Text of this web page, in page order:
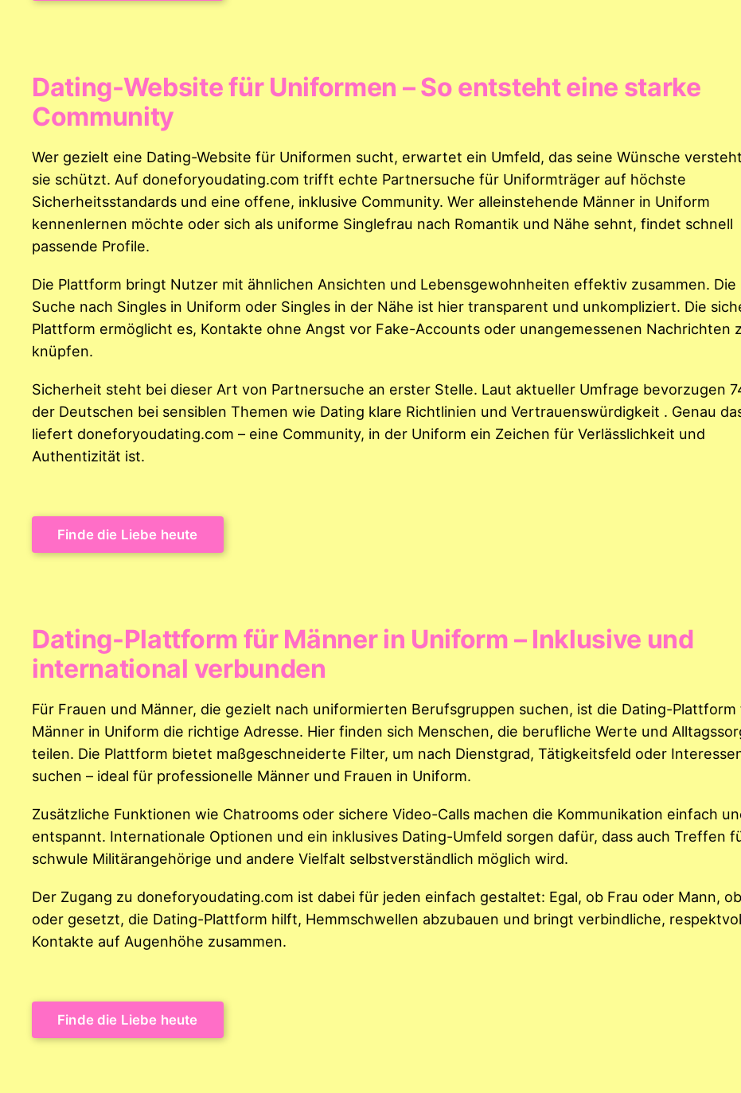
Dating-Website für Uniformen – So entsteht eine starke
Community
Wer gezielt eine Dating-Website für Uniformen sucht, erwartet ein Umfeld, das seine Wünsche
sie schützt. Auf doneforyoudating.com trifft echte Partnersuche für Uniformträger auf höchste
Sicherheitsstandards und eine offene, inklusive Community. Wer alleinstehende Männer in Uniform
kennenlernen möchte oder sich als uniforme Singlefrau nach Romantik und Nähe sehnt, findet schnell
passende Profile.
Die Plattform bringt Nutzer mit ähnlichen Ansichten und Lebensgewohnheiten effektiv zusammen. Die
Suche nach Singles in Uniform oder Singles in der Nähe ist hier transparent und unkompliziert. Die
Plattform ermöglicht es, Kontakte ohne Angst vor Fake-Accounts oder unangemessenen Nachrichten
knüpfen.
Sicherheit steht bei dieser Art von Partnersuche an erster Stelle. Laut aktueller Umfrage bevorzugen
der Deutschen bei sensiblen Themen wie Dating klare Richtlinien und Vertrauenswürdigkeit . Genau
liefert doneforyoudating.com – eine Community, in der Uniform ein Zeichen für Verlässlichkeit und
Authentizität ist.
Finde die Liebe heute
Dating-Plattform für Männer in Uniform – Inklusive und
international verbunden
Für Frauen und Männer, die gezielt nach uniformierten Berufsgruppen suchen, ist die Dating-Plattform
Männer in Uniform die richtige Adresse. Hier finden sich Menschen, die berufliche Werte und
teilen. Die Plattform bietet maßgeschneiderte Filter, um nach Dienstgrad, Tätigkeitsfeld oder
suchen – ideal für professionelle Männer und Frauen in Uniform.
Zusätzliche Funktionen wie Chatrooms oder sichere Video-Calls machen die Kommunikation einfach
entspannt. Internationale Optionen und ein inklusives Dating-Umfeld sorgen dafür, dass auch Treffen
schwule Militärangehörige und andere Vielfalt selbstverständlich möglich wird.
Der Zugang zu doneforyoudating.com ist dabei für jeden einfach gestaltet: Egal, ob Frau oder Mann,
oder gesetzt, die Dating-Plattform hilft, Hemmschwellen abzubauen und bringt verbindliche,
Kontakte auf Augenhöhe zusammen.
Finde die Liebe heute